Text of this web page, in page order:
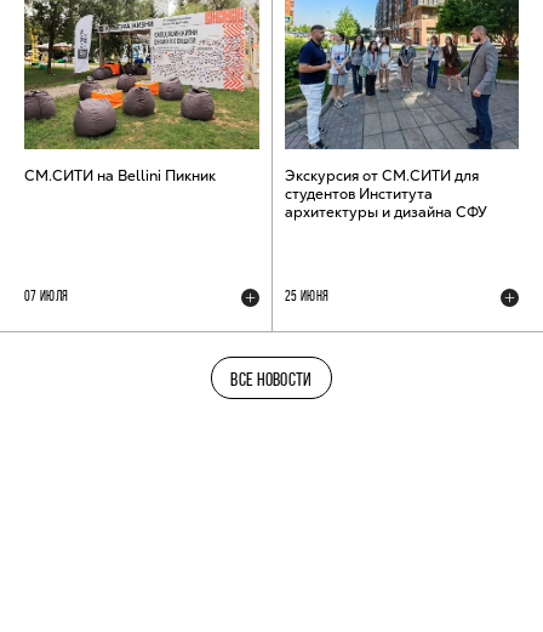
СМ.СИТИ на Bellini Пикник
07 ИЮЛЯ
Экскурсия от СМ.СИТИ для
студентов Института
архитектуры и дизайна СФУ
25 ИЮНЯ
ВСЕ НОВОСТИ